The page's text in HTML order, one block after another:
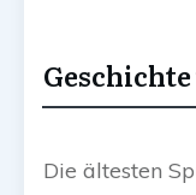
Die ältesten